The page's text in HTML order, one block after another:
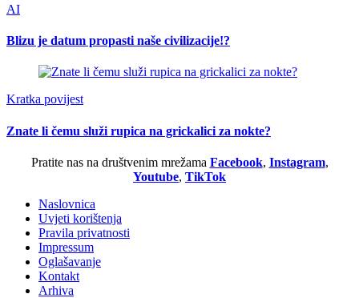
AI
Blizu je datum propasti naše civilizacije!?
Kratka povijest
Znate li čemu služi rupica na grickalici za nokte?
Pratite nas na društvenim mrežama Facebook, Instagram,
Youtube, TikTok
Naslovnica
Uvjeti korištenja
Pravila privatnosti
Impressum
Oglašavanje
Kontakt
Arhiva